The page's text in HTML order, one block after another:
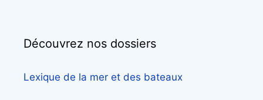
Découvrez nos dossiers
Lexique de la mer et des bateaux